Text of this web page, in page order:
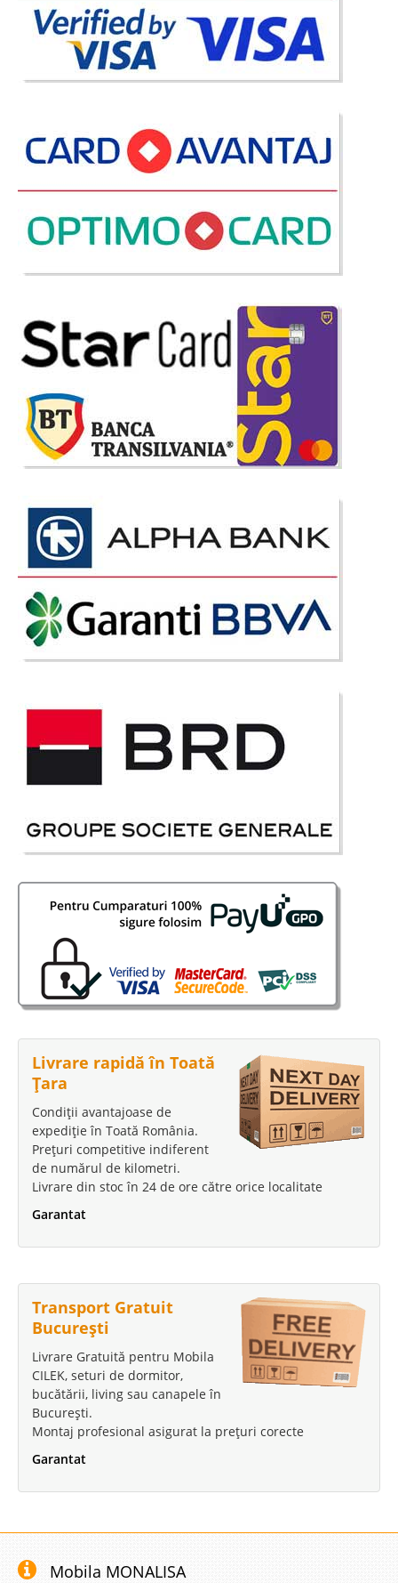
Livrare rapidă în Toată
Țara
Condiții avantajoase de
expediție în Toată România.
Prețuri competitive indiferent
de numărul de kilometri.
Livrare din stoc în 24 de ore către orice localitate
Garantat
Transport Gratuit
București
Livrare Gratuită pentru Mobila
CILEK, seturi de dormitor,
bucătării, living sau canapele în
București.
Montaj profesional asigurat la prețuri corecte
Garantat
Mobila MONALISA